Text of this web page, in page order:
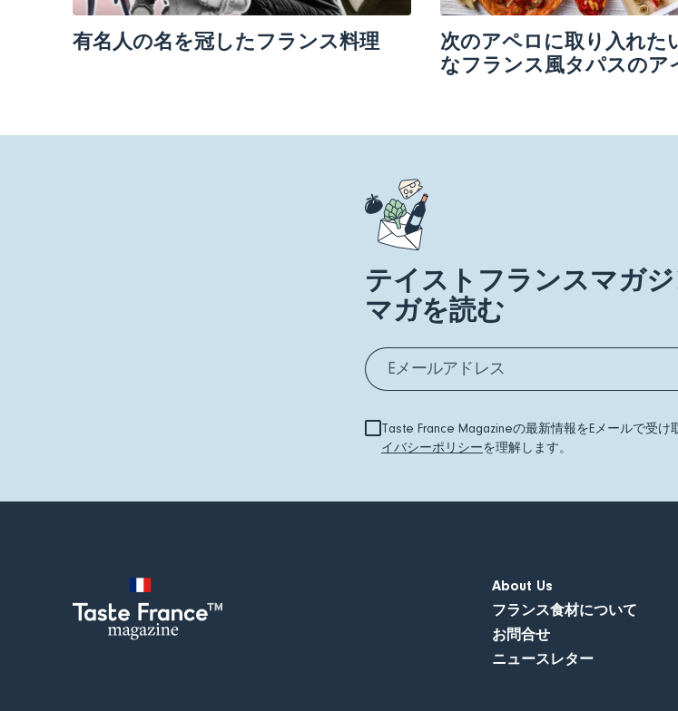
有名人の名を冠したフランス料理
次のアペロに取り入れた
なフランス風タパスのア
テイストフランスマガ
マガを読む
Taste France Magazineの最新情報をEメールで受
イバシーポリシーを理解します。
About Us
フランス食材について
お問合せ
ニュースレター